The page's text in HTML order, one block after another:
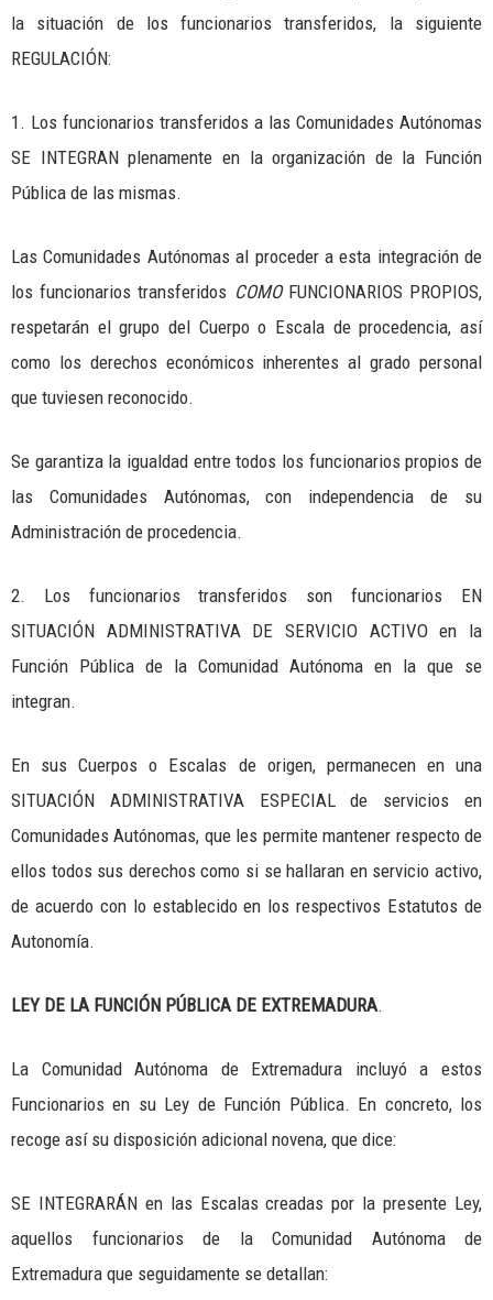
la situación de los funcionarios transferidos, la siguiente
REGULACIÓN:
1. Los funcionarios transferidos a las Comunidades Autónomas
SE INTEGRAN plenamente en la organización de la Función
Pública de las mismas.
Las Comunidades Autónomas al proceder a esta integración de
los funcionarios transferidos COMOFUNCIONARIOS PROPIOS,
respetarán el grupo del Cuerpo o Escala de procedencia, así
como los derechos económicos inherentes al grado personal
que tuviesen reconocido.
Se garantiza la igualdad entre todos los funcionarios propios de
las Comunidades Autónomas, con independencia de su
Administración de procedencia.
2. Los funcionarios transferidos son funcionarios EN
SITUACIÓN ADMINISTRATIVA DE SERVICIO ACTIVO en la
Función Pública de la Comunidad Autónoma en la que se
integran.
En sus Cuerpos o Escalas de origen, permanecen en una
SITUACIÓN ADMINISTRATIVA ESPECIAL de servicios en
Comunidades Autónomas, que les permite mantener respecto de
ellos todos sus derechos como si se hallaran en servicio activo,
de acuerdo con lo establecido en los respectivos Estatutos de
Autonomía.
LEY DE LA FUNCIÓN PÚBLICA DE EXTREMADURA.
La Comunidad Autónoma de Extremadura incluyó a estos
Funcionarios en su Ley de Función Pública. En concreto, los
recoge así su disposición adicional novena, que dice:
SE INTEGRARÁN en las Escalas creadas por la presente Ley,
aquellos funcionarios de la Comunidad Autónoma de
Extremadura que seguidamente se detallan: